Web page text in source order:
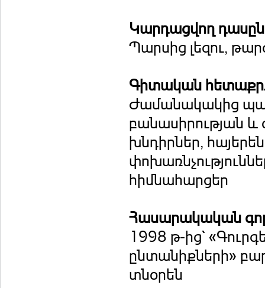
Կարդացվող
Պարսից լեզու,
Գիտական
Ժամանակակից
բանասիրության և
խնդիրներ,
հիմնահարցեր
Հասարակական
1998 թ-ից`
ընտանիքների»
տնօրեն